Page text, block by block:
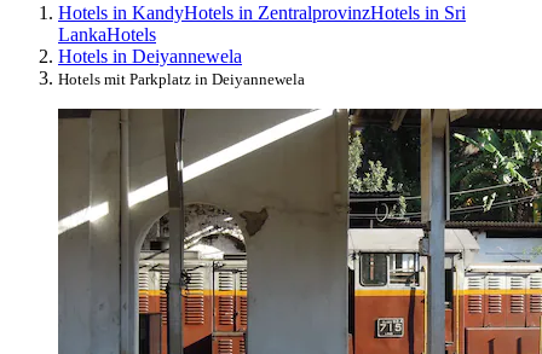
Hotels in KandyHotels in ZentralprovinzHotels in Sri
LankaHotels
Hotels in Deiyannewela
Hotels mit Parkplatz in Deiyannewela